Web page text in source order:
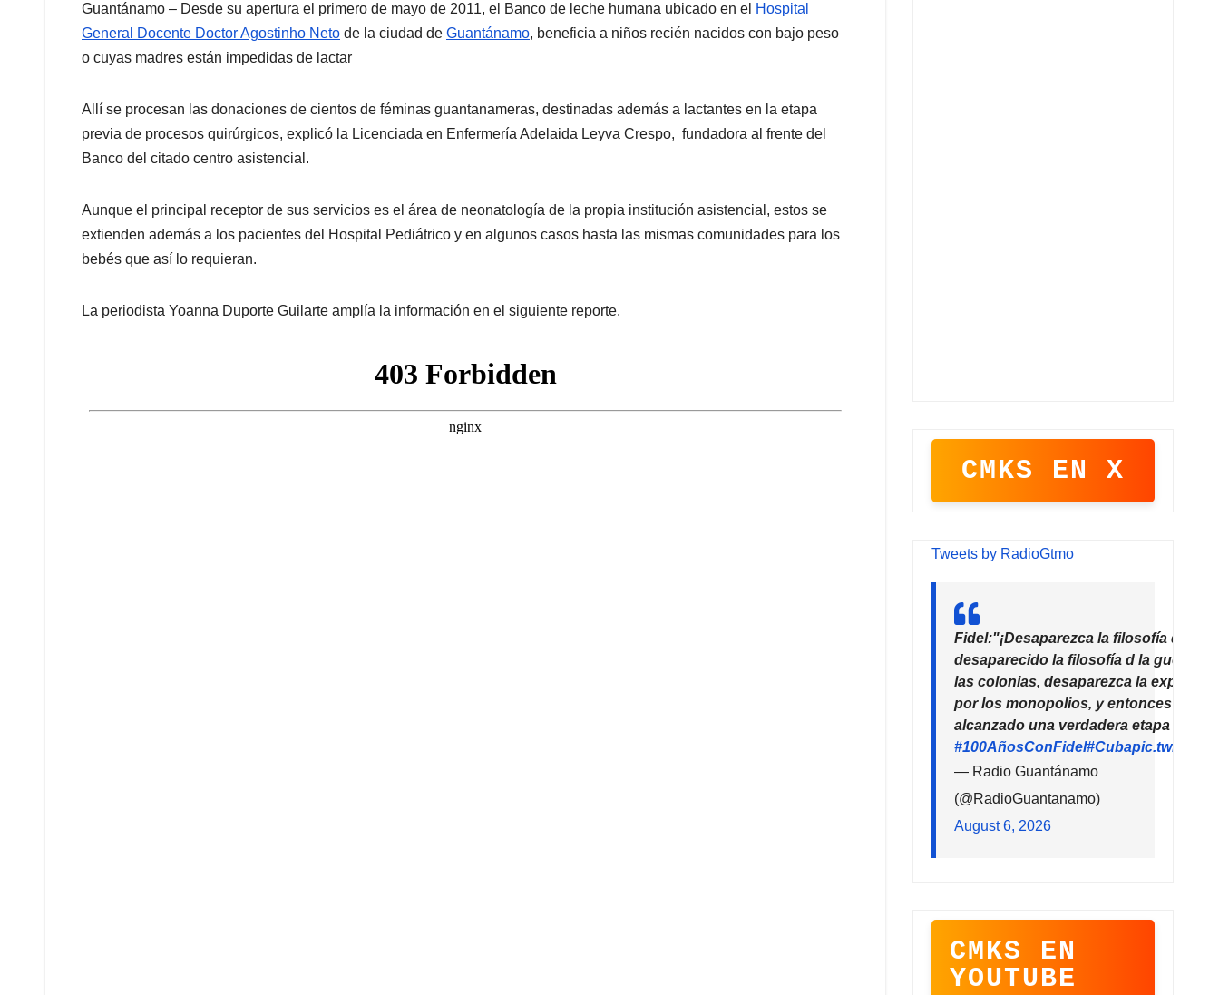
Guantánamo – Desde su apertura el primero de mayo de 2011, el Banco de leche humana ubicado en el Hospital
General Docente Doctor Agostinho Neto de la ciudad de Guantánamo, beneficia a niños recién nacidos con bajo peso
o cuyas madres están impedidas de lactar
Allí se procesan las donaciones de cientos de féminas guantanameras, destinadas además a lactantes en la etapa
previa de procesos quirúrgicos, explicó la Licenciada en Enfermería Adelaida Leyva Crespo, fundadora al frente del
Banco del citado centro asistencial.
Aunque el principal receptor de sus servicios es el área de neonatología de la propia institución asistencial, estos se
extienden además a los pacientes del Hospital Pediátrico y en algunos casos hasta las mismas comunidades para los
bebés que así lo requieran.
La periodista Yoanna Duporte Guilarte amplía la información en el siguiente reporte.
CMKS EN X
Tweets by RadioGtmo
Fidel:"¡Desaparezca la filosofía del
desaparecido la filosofía d la guerra!
las colonias, desaparezca la
por los monopolios, y entonces la
alcanzado una verdadera etapa de
#100AñosConFidel#Cuba
— Radio Guantánamo
(@RadioGuantanamo)
August 6, 2026
CMKS EN
YOUTUBE